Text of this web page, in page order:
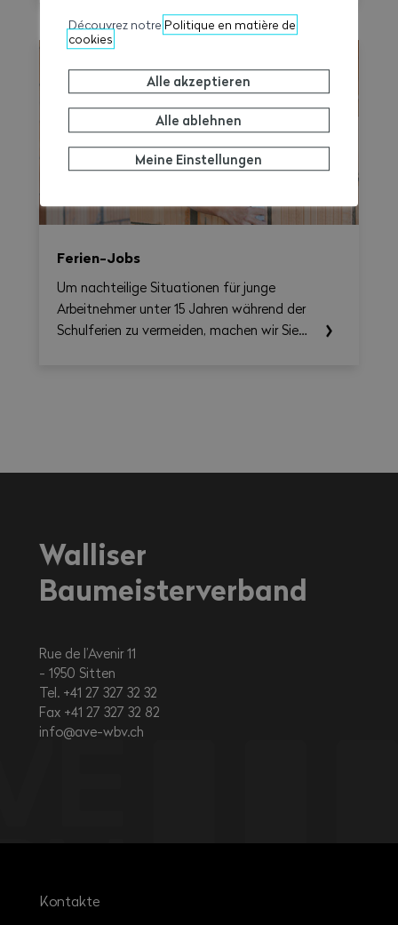
Time-Check zur Verfügung, ein Tool, das
die Umsetzung des Nationalen
Gesamtarbeitsvertrags 2026–2031
erleichtern soll. Damit lassen sich
Arbeitszeit, Überstunden, Reisezeit und
allfällige Zuschläge auf Wochenbasis
berechnen und gleichzeitig eine
übersichtliche, als PDF exportierbare
Ferien-Jobs
Um nachteilige Situationen für junge
Arbeitnehmer unter 15 Jahren während der
Schulferien zu vermeiden, machen wir Sie
Walliser
Baumeisterverband
Rue de l’Avenir 11
1950 Sitten
Tel. +41 27 327 32 32
Fax +41 27 327 32 82
info@ave-wbv.ch
Kontakte
Découvrez notre Politique en matière de
cookies
Alle akzeptieren
Alle ablehnen
Meine Einstellungen